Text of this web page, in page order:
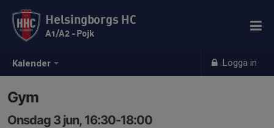
Kalender Logga in
Helsingborgs HC
A1/A2 - Pojk
Gym
Onsdag 3 jun, 16:30-18:00